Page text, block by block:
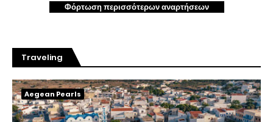
Φόρτωση περισσότερων αναρτήσεων
Traveling
Aegean Pearls